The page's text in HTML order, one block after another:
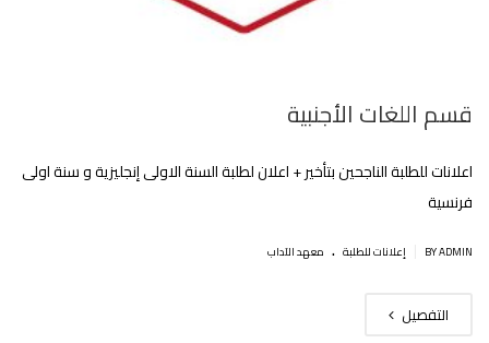
قسم اللغات الأجنبية
اعلانات للطلبة الناجحين بتأخير + اعلان لطلبة السنة الاولى إنجليزية و سنة اولى
فرنسية
BY ADMIN إعلانات للطلبة . معهد الآداب
التفصيل